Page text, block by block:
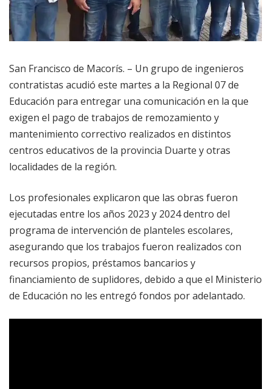
San Francisco de Macorís. – Un grupo de ingenieros
contratistas acudió este martes a la Regional 07 de
Educación para entregar una comunicación en la que
exigen el pago de trabajos de remozamiento y
mantenimiento correctivo realizados en distintos
centros educativos de la provincia Duarte y otras
localidades de la región.
Los profesionales explicaron que las obras fueron
ejecutadas entre los años 2023 y 2024 dentro del
programa de intervención de planteles escolares,
asegurando que los trabajos fueron realizados con
recursos propios, préstamos bancarios y
financiamiento de suplidores, debido a que el Ministerio
de Educación no les entregó fondos por adelantado.